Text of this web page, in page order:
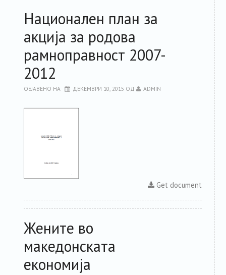
Национален план за
акција за родова
рамноправност 2007-
2012
ОБЈАВЕНО НА ДЕКЕМВРИ 10, 2015 ОД ADMIN
Get document
Жените во
македонската
економија